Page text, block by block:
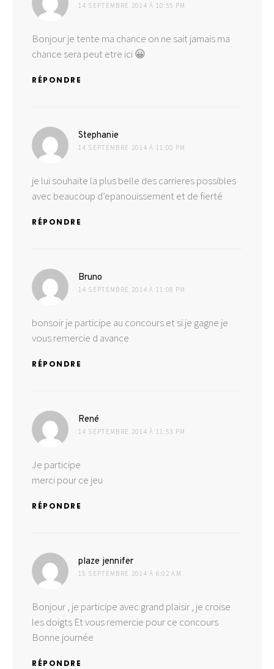
14 SEPTEMBRE 2014 À 10:55 PM
Bonjour je tente ma chance on ne sait jamais ma
chance sera peut etre ici 😀
RÉPONDRE
Stephanie
14 SEPTEMBRE 2014 À 11:00 PM
je lui souhaite la plus belle des carrieres possibles
avec beaucoup d’epanouissement et de fierté
RÉPONDRE
Bruno
14 SEPTEMBRE 2014 À 11:08 PM
bonsoir je participe au concours et si je gagne je
vous remercie d avance
RÉPONDRE
René
14 SEPTEMBRE 2014 À 11:53 PM
Je participe
merci pour ce jeu
RÉPONDRE
plaze jennifer
15 SEPTEMBRE 2014 À 6:02 AM
Bonjour , je participe avec grand plaisir , je croise
les doigts Et vous remercie pour ce concours
Bonne journée
RÉPONDRE